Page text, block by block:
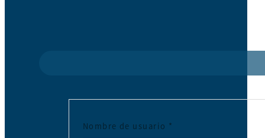
Nombre de usuario *